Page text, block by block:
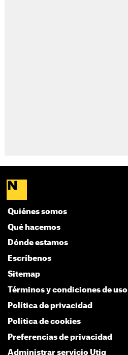
Quiénes somos
Qué hacemos
Dónde estamos
Escríbenos
Sitemap
Términos y condiciones de uso
Política de privacidad
Política de cookies
Preferencias de privacidad
Administrar servicio Utiq